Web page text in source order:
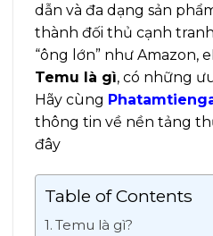
dẫn và đa dạng sản
thành đối thủ cạnh
“ông lớn” như Amazon,
Temu là gì, có những
Hãy cùng
thông tin về nền tảng
đây
Table of Contents
Temu là gì?